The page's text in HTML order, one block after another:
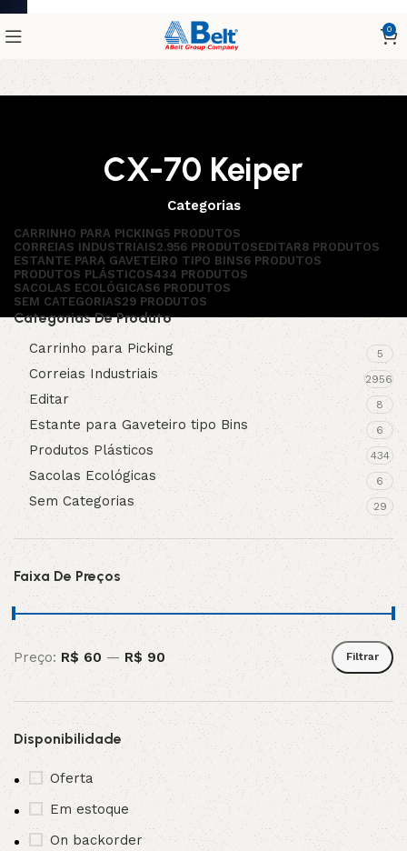
0
CX-70 Keiper
Categorias
CARRINHO PARA PICKING5 PRODUTOS
CORREIAS INDUSTRIAIS2.956 PRODUTOSEDITAR8 PRODUTOS
ESTANTE PARA GAVETEIRO TIPO BINS6 PRODUTOS
PRODUTOS PLÁSTICOS434 PRODUTOS
SACOLAS ECOLÓGICAS6 PRODUTOS
SEM CATEGORIAS29 PRODUTOS
Categorias De Produto
Carrinho para Picking 5
Correias Industriais 2956
Editar 8
Estante para Gaveteiro tipo Bins 6
Produtos Plásticos 434
Sacolas Ecológicas 6
Sem Categorias 29
Faixa De Preços
Filtrar
Preço: R$ 60 —R$ 90
Disponibilidade
Oferta
Em estoque
On backorder